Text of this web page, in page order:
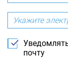
почту